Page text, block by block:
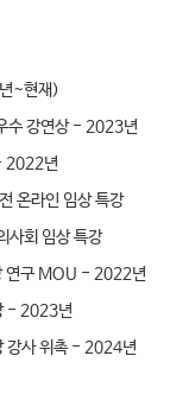
~현재)
수 강연상 - 2023년
2022년
온라인 임상 특강
사회 임상 특강
연구 MOU - 2022년
- 2023년
강사 위촉 - 2024년